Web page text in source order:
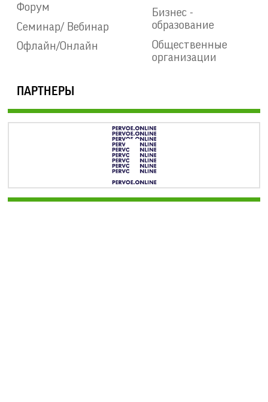
Форум
Семинар/ Вебинар
Офлайн/Онлайн
Бизнес -
образование
Общественные
организации
ПАРТНЕРЫ